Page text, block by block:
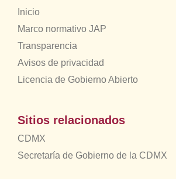
Inicio
Marco normativo JAP
Transparencia
Avisos de privacidad
Licencia de Gobierno Abierto
Sitios relacionados
CDMX
Secretaría de Gobierno de la CDMX